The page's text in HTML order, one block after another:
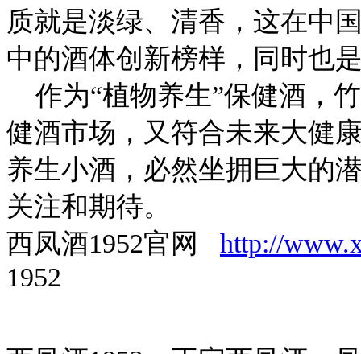
质就是淡绿、清香，这在中
中的酒体创新榜样，同时也
作为“植物养生”保健酒，
健酒市场，又符合未来大健
养生小酒，必然坐拥巨大的
关注和期待。
西凤酒1952官网 http://
1952